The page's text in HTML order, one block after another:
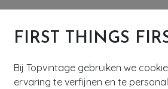
FIRST THINGS
Bij Topvintage gebruiken we
ervaring te verfijnen en te